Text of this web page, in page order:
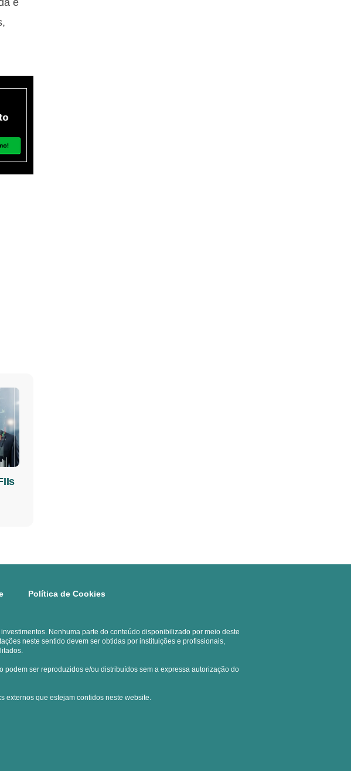
e
Política de Cookies
Nenhuma parte do conteúdo disponibilizado por meio deste
neste sentido devem ser obtidas por instituições e profissionais,
ser reproduzidos e/ou distribuídos sem a expressa autorização do
externos que estejam contidos neste website.